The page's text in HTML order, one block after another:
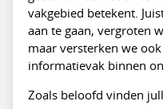
vakgebied betekent.
aan te gaan, vergroten
maar versterken we
informatievak binnen
Zoals beloofd vinden